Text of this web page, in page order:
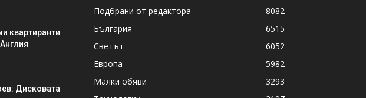
квартиранти
Дисковата
Подбрани от редактора
8082
България
6515
Светът
6052
Европа
5982
Малки обяви
3293